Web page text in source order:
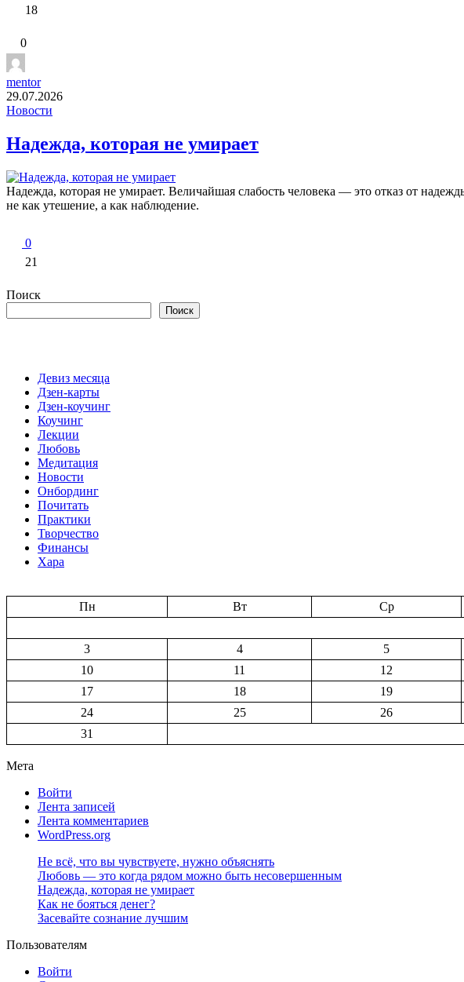
18
0
mentor
29.07.2026
Новости
Надежда, которая не умирает
Надежда, которая не умирает. Величайшая слабость человека — это отказ от
не как утешение, а как наблюдение.
0
21
Поиск
Поиск
Девиз месяца
Дзен-карты
Дзен-коучинг
Коучинг
Лекции
Любовь
Медитация
Новости
Онбординг
Почитать
Практики
Творчество
Финансы
Хара
Пн
Вт Ср
3
4 5
10
11 12
17
18 19
24
25 26
31
Мета
Войти
Лента записей
Лента комментариев
WordPress.org
Не всё, что вы чувствуете, нужно объяснять
Любовь — это когда рядом можно быть несовершенным
Надежда, которая не умирает
Как не бояться денег?
Засевайте сознание лучшим
Пользователям
Войти